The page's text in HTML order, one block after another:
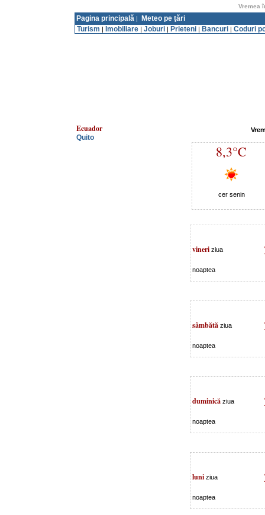
Vremea
Pagina principală |
Meteo pe ţări
Turism | Imobiliare | Joburi | Prieteni | Bancuri | Coduri
Ecuador
Quito
8,3°C
cer senin
vineri ziua
noaptea
sâmbătă ziua
noaptea
duminică ziua
noaptea
luni ziua
noaptea